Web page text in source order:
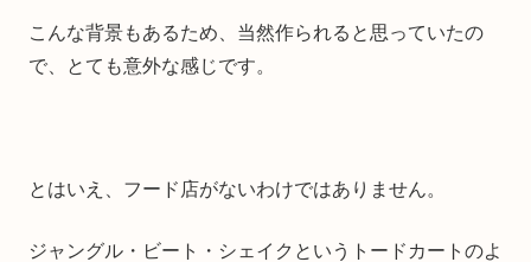
こんな背景もあるため、当然作られると思っていたの
で、とても意外な感じです。
とはいえ、フード店がないわけではありません。
ジャングル・ビート・シェイクというトードカートのよ